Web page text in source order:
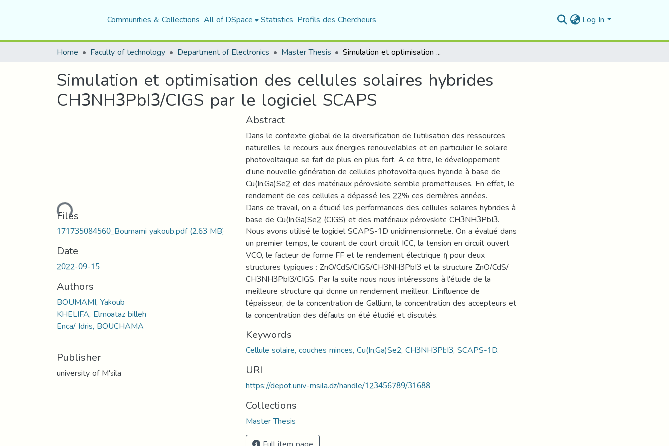
Communities & Collections All of DSpace Statistics Profils des Chercheurs Log In
Home Faculty of technology Department of Electronics Master Thesis Simulation et optimisation des cellules solaires hybrides CH3NH3PbI3/CIGS par le logiciel SCAPS
Simulation et optimisation des cellules solaires hybrides
CH3NH3PbI3/CIGS par le logiciel SCAPS
Loading...
Files
171735084560_Boumami yakoub.pdf(2.63 MB)
Date
2022-09-15
Authors
BOUMAMI, Yakoub
KHELIFA, Elmoataz billeh
Enca/ Idris, BOUCHAMA
Publisher
university of M'sila
Abstract
Dans le contexte global de la diversification de l’utilisation des ressources
naturelles, le recours aux énergies renouvelables et en particulier le solaire
photovoltaïque se fait de plus en plus fort. A ce titre, le développement
d’une nouvelle génération de cellules photovoltaïques hybride à base de
Cu(In,Ga)Se2 et des matériaux pérovskite semble prometteuses. En effet, le
rendement de ces cellules a dépassé les 22% ces dernières années.
Dans ce travail, on a étudié les performances des cellules solaires hybrides à
base de Cu(In,Ga)Se2 (CIGS) et des matériaux pérovskite CH3NH3PbI3.
Nous avons utilisé le logiciel SCAPS-1D unidimensionnelle. On a évalué dans
un premier temps, le courant de court circuit ICC, la tension en circuit ouvert
VCO, le facteur de forme FF et le rendement électrique η pour deux
structures typiques : ZnO/CdS/CIGS/CH3NH3PbI3 et la structure ZnO/CdS/
CH3NH3PbI3/CIGS. Par la suite nous nous intéressons à l'étude de la
meilleure structure qui donne un rendement meilleur. L’influence de
l'épaisseur, de la concentration de Gallium, la concentration des accepteurs et
la concentration des défauts on été étudié et discutés.
Keywords
Cellule solaire, couches minces, Cu(In,Ga)Se2, CH3NH3PbI3, SCAPS-1D.
URI
https://depot.univ-msila.dz/handle/123456789/31688
Collections
Master Thesis